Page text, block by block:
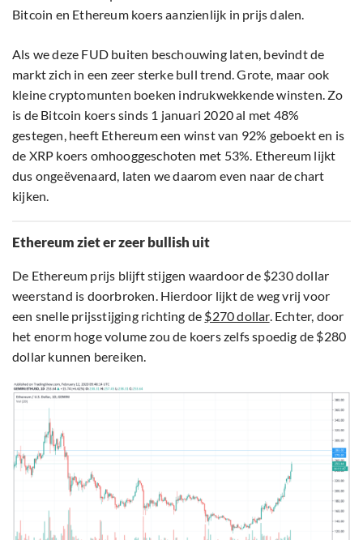
Bitcoin en Ethereum koers aanzienlijk in prijs dalen.
Als we deze FUD buiten beschouwing laten, bevindt de
markt zich in een zeer sterke bull trend. Grote, maar ook
kleine cryptomunten boeken indrukwekkende winsten. Zo
is de Bitcoin koers sinds 1 januari 2020 al met 48%
gestegen, heeft Ethereum een winst van 92% geboekt en is
de XRP koers omhooggeschoten met 53%. Ethereum lijkt
dus ongeëvenaard, laten we daarom even naar de chart
kijken.
Ethereum ziet er zeer bullish uit
De Ethereum prijs blijft stijgen waardoor de $230 dollar
weerstand is doorbroken. Hierdoor lijkt de weg vrij voor
een snelle prijsstijging richting de $270 dollar. Echter, door
het enorm hoge volume zou de koers zelfs spoedig de $280
dollar kunnen bereiken.